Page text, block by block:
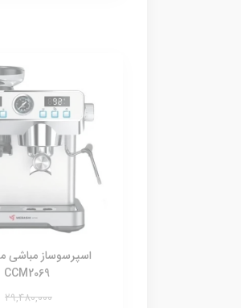
CCM2069
29,480,000